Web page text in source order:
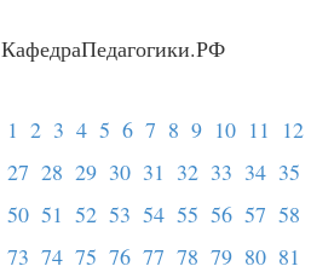
КафедраПедагогики.РФ
1 2 3 4 5 6 7 8 9 10 11 12
27 28 29 30 31 32 33 34 35
50 51 52 53 54 55 56 57 58
73 74 75 76 77 78 79 80 81